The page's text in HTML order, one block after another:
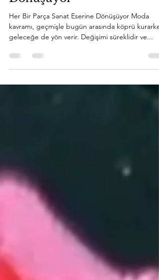
Her Bir Parça Sanat Eserine
Dönüşüyor
Her Bir Parça Sanat Eserine Dönüşüyor Moda
geleceğe de yön verir. Değişimi süreklidir ve...